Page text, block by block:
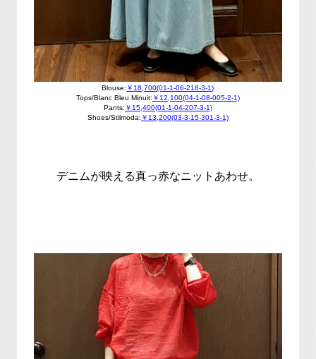
Blouse: ￥18,700(01-1-06-218-3-1)
Tops/Blanc Bleu Minuit: ￥12,100(04-1-08-005-2-1)
Pants: ￥15,400(01-1-04-207-3-1)
Shoes/Stilmoda: ￥13,200(03-3-15-301-3-1)
デニムが映える真っ赤なニットあわせ。